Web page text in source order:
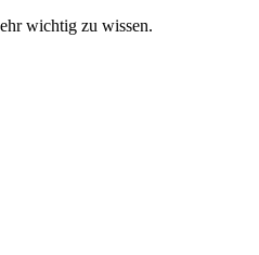
wichtig zu wissen.